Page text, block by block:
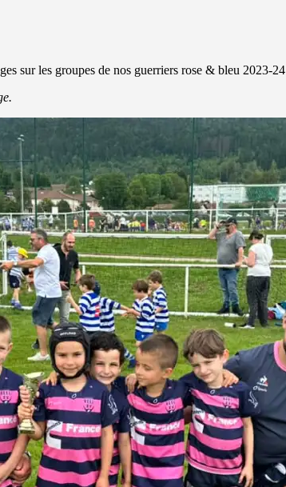
sur les groupes de nos guerriers rose & bleu 2023-24